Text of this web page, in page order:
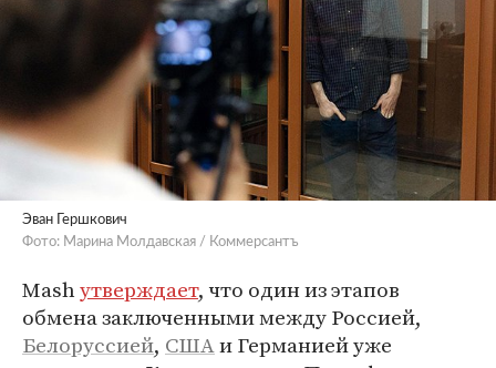
Эван Гершкович
Фото: Марина Молдавская / Коммерсантъ
Mashутверждает, что один из этапов
обмена заключенными между Россией,
Белоруссией, СШАи Германией уже